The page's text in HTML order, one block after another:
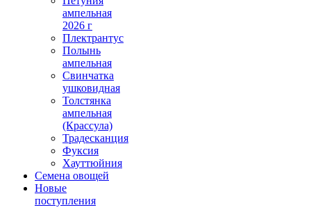
ампельная
2026 г
Плектрантус
Полынь
ампельная
Свинчатка
ушковидная
Толстянка
ампельная
(Крассула)
Традесканция
Фуксия
Хауттюйния
Семена овощей
Новые
поступления